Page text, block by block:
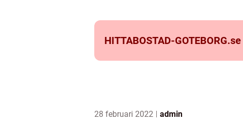
HITTABOSTAD-GOTEBORG.se
28 februari 2022 admin